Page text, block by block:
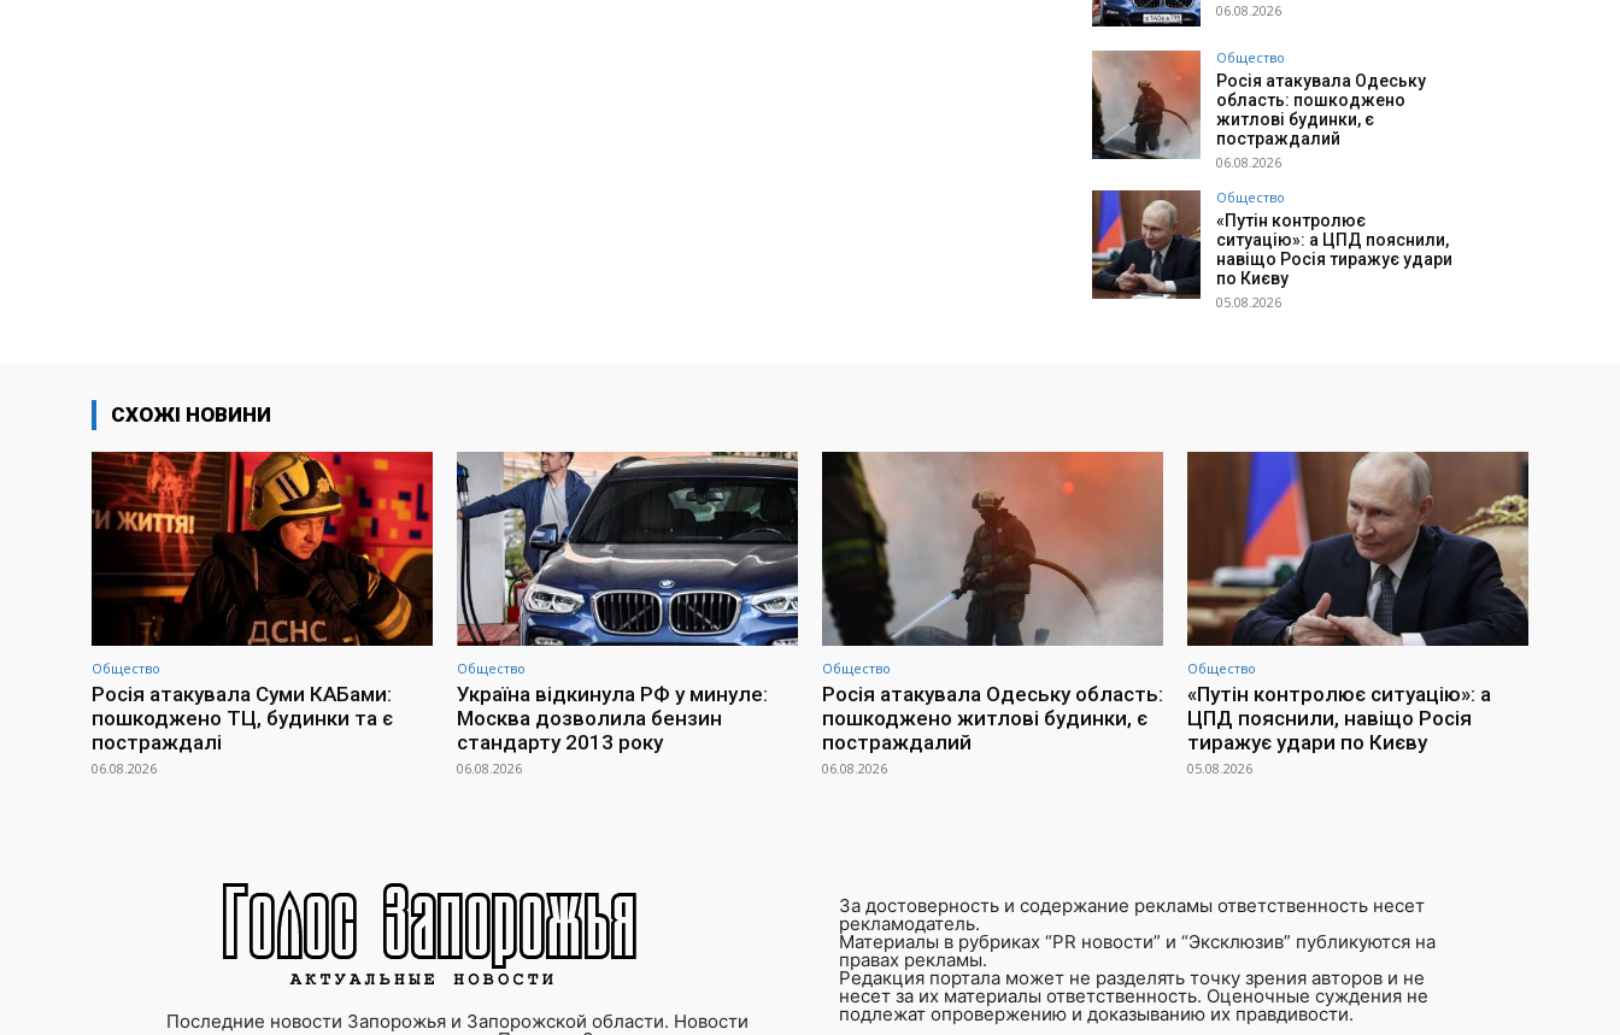
06.08.2026
Общество
Росія атакувала Одеську
область: пошкоджено
житлові будинки, є
постраждалий
06.08.2026
Общество
«Путін контролює
ситуацію»: а ЦПД пояснили,
навіщо Росія тиражує удари
по Києву
05.08.2026
СХОЖІ НОВИНИ
Общество
Росія атакувала Суми КАБами:
пошкоджено ТЦ, будинки та є
постраждалі
06.08.2026
Общество
Україна відкинула РФ у минуле:
Москва дозволила бензин
стандарту 2013 року
06.08.2026
Общество
Росія атакувала Одеську область:
пошкоджено житлові будинки, є
постраждалий
06.08.2026
Общество
«Путін контролює ситуацію»: а
ЦПД пояснили, навіщо Росія
тиражує удари по Києву
05.08.2026
Последние новости Запорожья и Запорожской области. Новости
За достоверность и содержание рекламы ответственность несет
рекламодатель.
Материалы в рубриках “PR новости” и “Эксклюзив” публикуются на
правах рекламы.
Редакция портала может не разделять точку зрения авторов и не
несет за их материалы ответственность. Оценочные суждения не
подлежат опровержению и доказыванию их правдивости.